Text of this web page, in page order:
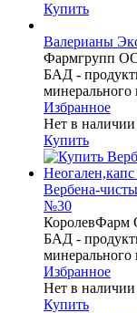
Купить
Валерианы
Фармгрупп
БАД -
минерального
Избранное
Нет в наличии
Купить
Вербена-
№30
БАД -
минерального
Избранное
Нет в наличии
Купить